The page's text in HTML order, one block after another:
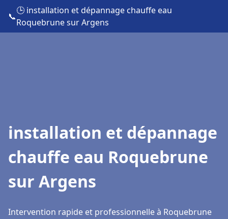
📞
🕒 installation et dépannage chauffe eau
Roquebrune sur Argens
installation et dépannage
chauffe eau Roquebrune
sur Argens
Intervention rapide et professionnelle à Roquebrune